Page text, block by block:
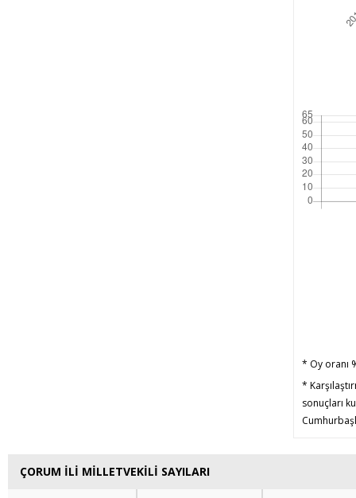
* Oy oranı
*
sonuçları
ÇORUM İLİ MİLLETVEKİLİ SAYILARI